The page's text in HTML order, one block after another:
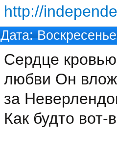
http://
Дата:
Сердце
любви Он
за
Как будто